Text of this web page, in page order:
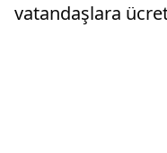
vatandaşlara